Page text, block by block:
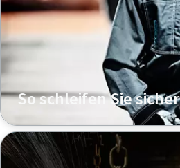
So schleifen Sie sicher